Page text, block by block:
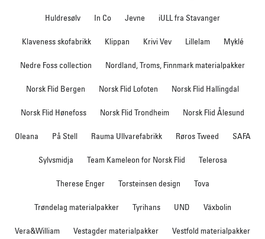
Huldresølv In Co Jevne iULL fra Stavanger
Klaveness skofabrikk Klippan Krivi Vev Lillelam Myklé
Nedre Foss collection Nordland, Troms, Finnmark materialpakker
Norsk Flid Bergen Norsk Flid Lofoten Norsk Flid Hallingdal
Norsk Flid Hønefoss Norsk Flid Trondheim Norsk Flid Ålesund
Oleana På Stell Rauma Ullvarefabrikk Røros Tweed SAFA
Sylvsmidja Team Kameleon for Norsk Flid Telerosa
Therese Enger Torsteinsen design Tova
Trøndelag materialpakker Tyrihans UND Växbolin
Vera&William Vestagder materialpakker Vestfold materialpakker